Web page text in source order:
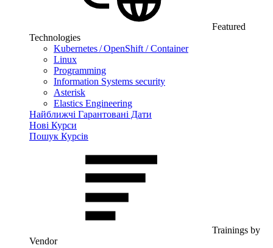
Featured
Technologies
Kubernetes / OpenShift / Container
Linux
Programming
Information Systems security
Asterisk
Elastics Engineering
Найближчі Гарантовані Дати
Нові Курси
Пошук Курсів
Trainings by
Vendor